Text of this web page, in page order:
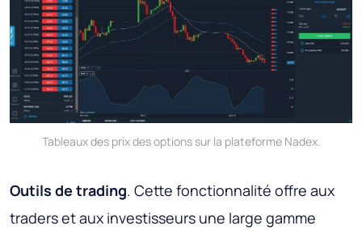
Tableaux des prix des options sur la plateforme Nadex.
Outils de trading. Cette fonctionnalité offre aux
traders et aux investisseurs une large gamme